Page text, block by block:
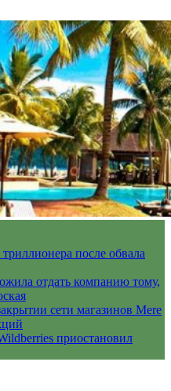
после обвала
отдать компанию тому,
сети магазинов Mere
приостановил